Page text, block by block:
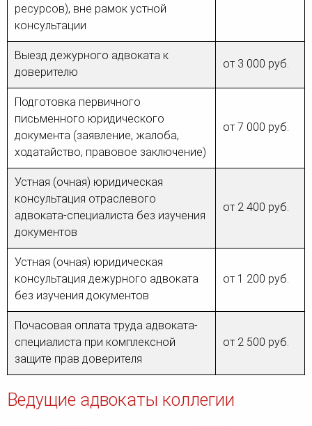
ресурсов), вне рамок устной
консультации
Выезд дежурного адвоката к
доверителю
от 3 000 руб.
Подготовка первичного
письменного юридического
документа (заявление, жалоба,
ходатайство, правовое заключение)
от 7 000 руб.
Устная (очная) юридическая
консультация отраслевого
адвоката-специалиста без изучения
документов
от 2 400 руб.
Устная (очная) юридическая
консультация дежурного адвоката
без изучения документов
от 1 200 руб.
Почасовая оплата труда адвоката-
специалиста при комплексной
защите прав доверителя
от 2 500 руб.
Ведущие адвокаты коллегии